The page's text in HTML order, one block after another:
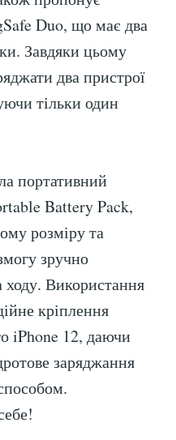
Duo, що має два
Завдяки цьому
два пристрої
тільки один
портативний
Battery Pack,
розміру та
зручно
Використання
кріплення
iPhone 12, даючи
заряджання